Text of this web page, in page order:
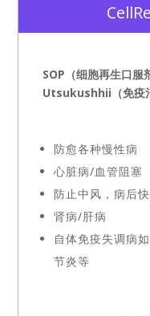
SOP（细胞再生口服
Utsukushhii（免疫
防愈各种慢性病
心脏病/血管阻塞
防止中风，病后
肾病/肝病
自体免疫失调病
节炎等